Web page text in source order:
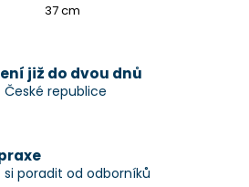
37 cm
již do dvou dnů
České republice
si poradit od odborníků